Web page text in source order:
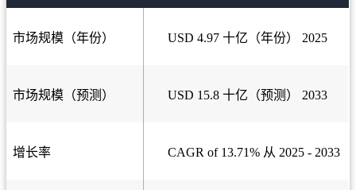
市场规模（年份） USD 4.97 十亿（年份） 2025
市场规模（预测） USD 15.8 十亿（预测） 2033
增长率 CAGR of 13.71% 从 2025 - 2033